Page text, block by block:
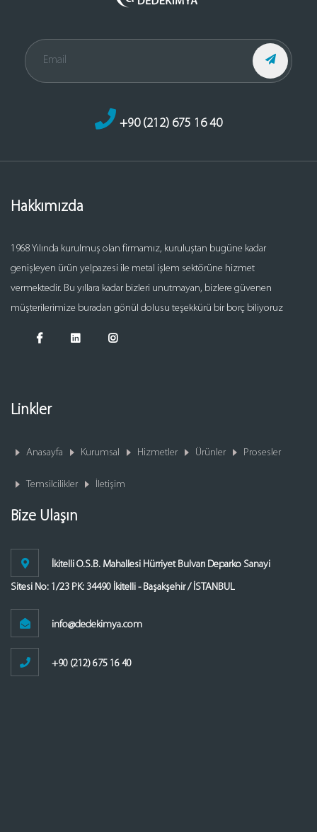
+90 (212) 675 16 40
Hakkımızda
1968 Yılında kurulmuş olan firmamız, kuruluştan bugüne kadar
genişleyen ürün yelpazesi ile metal işlem sektörüne hizmet
vermektedir. Bu yıllara kadar bizleri unutmayan, bizlere güvenen
müşterilerimize buradan gönül dolusu teşekkürü bir borç biliyoruz
Linkler
Anasayfa Kurumsal Hizmetler Ürünler Prosesler
Temsilcilikler İletişim
Bize Ulaşın
İkitelli O.S.B. Mahallesi Hürriyet Bulvarı Deparko Sanayi
Sitesi No: 1/23 PK: 34490 İkitelli - Başakşehir / İSTANBUL
info@dedekimya.com
+90 (212) 675 16 40